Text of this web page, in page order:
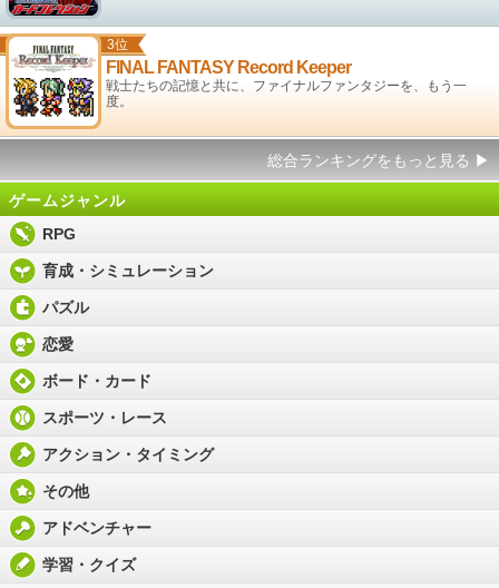
3位
FINAL FANTASY Record Keeper
戦士たちの記憶と共に、ファイナルファンタジーを、もう一
度。
総合ランキングをもっと見る ▶
ゲームジャンル
RPG
育成・シミュレーション
パズル
恋愛
ボード・カード
スポーツ・レース
アクション・タイミング
その他
アドベンチャー
学習・クイズ